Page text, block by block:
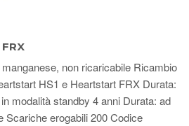
FRX
non ricaricabile Ricambio
HS1 e Heartstart FRX Durata:
modalità standby 4 anni Durata: ad
Scariche erogabili 200 Codice